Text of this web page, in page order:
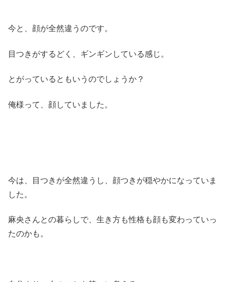
今と、顔が全然違うのです。
目つきがするどく、ギンギンしている感じ。
とがっているともいうのでしょうか？
俺様って、顔していました。
今は、目つきが全然違うし、顔つきが穏やかになっていま
した。
麻央さんとの暮らしで、生き方も性格も顔も変わっていっ
たのかも。